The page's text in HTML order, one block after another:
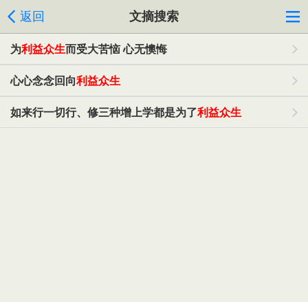
返回 文摘搜索
为利益众生而受大苦恼 心无懊悔
心心念念回向利益众生
如来行一切行、修三种增上学都是为了利益众生